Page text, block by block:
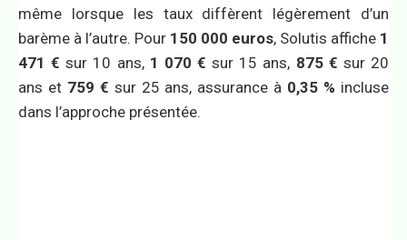
même lorsque les taux diffèrent légèrement d’un
barème à l’autre. Pour 150 000 euros, Solutis affiche 1
471 € sur 10 ans, 1 070 € sur 15 ans, 875 € sur 20
ans et 759 € sur 25 ans, assurance à 0,35 % incluse
dans l’approche présentée.